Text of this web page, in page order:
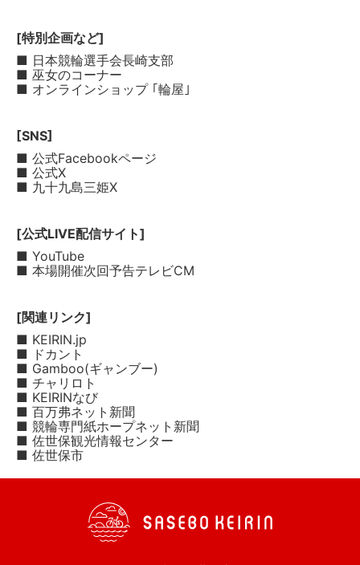
[特別企画など]
■ 日本競輪選手会長崎支部
■ 巫女のコーナー
■ オンラインショップ ｢輪屋｣
[SNS]
■ 公式Facebookページ
■ 公式X
■ 九十九島三姫X
[公式LIVE配信サイト]
■ YouTube
■ 本場開催次回予告テレビCM
[関連リンク]
■ KEIRIN.jp
■ ドカント
■ Gamboo(ギャンブー)
■ チャリロト
■ KEIRINなび
■ 百万弗ネット新聞
■ 競輪専門紙ホープネット新聞
■ 佐世保観光情報センター
■ 佐世保市